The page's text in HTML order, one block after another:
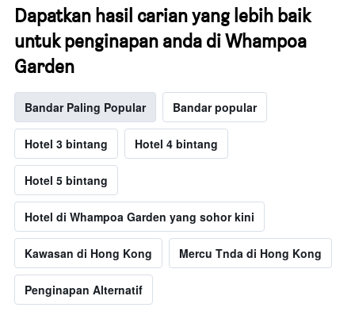
Dapatkan hasil carian yang lebih baik
untuk penginapan anda di Whampoa
Garden
Bandar Paling Popular Bandar popular
Hotel 3 bintang Hotel 4 bintang
Hotel 5 bintang
Hotel di Whampoa Garden yang sohor kini
Kawasan di Hong Kong Mercu Tnda di Hong Kong
Penginapan Alternatif